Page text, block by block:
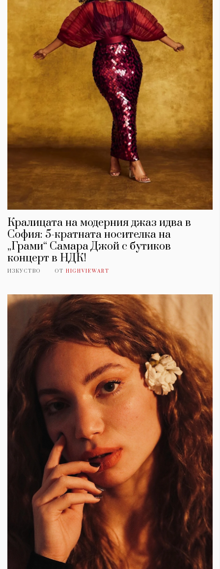
Кралицата на модерния джаз идва в
София: 5-кратната носителка на
„Грами“ Самара Джой с бутиков
концерт в НДК!
ИЗКУСТВО ОТ HIGHVIEWART